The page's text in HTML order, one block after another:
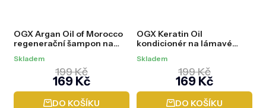
OGX Argan Oil of Morocco
regenerační šampon na
Skladem
169 Kč
199 Kč
DO KOŠÍKU
OGX Keratin Oil
kondicionér na lámavé
385 ml
Skladem
169 Kč
199 Kč
DO KOŠÍKU